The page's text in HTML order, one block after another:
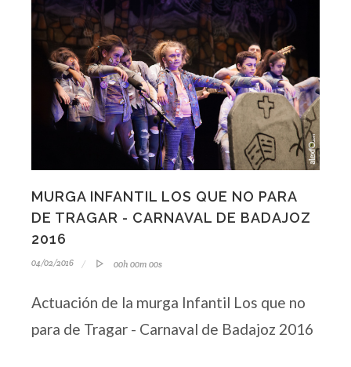
MURGA INFANTIL LOS QUE NO PARA
DE TRAGAR - CARNAVAL DE BADAJOZ
2016
04/02/2016 00h 00m 00s
Actuación de la murga Infantil Los que no
para de Tragar - Carnaval de Badajoz 2016